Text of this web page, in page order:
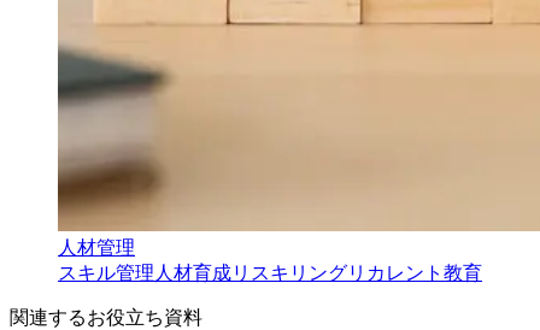
人材管理
スキル管理 人材育成リスキリングリカレント教育
関連するお役立ち資料